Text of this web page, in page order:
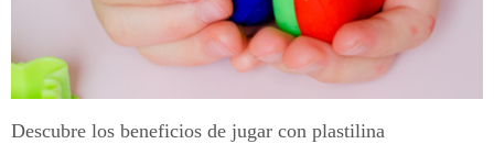
Descubre los beneficios de jugar con plastilina